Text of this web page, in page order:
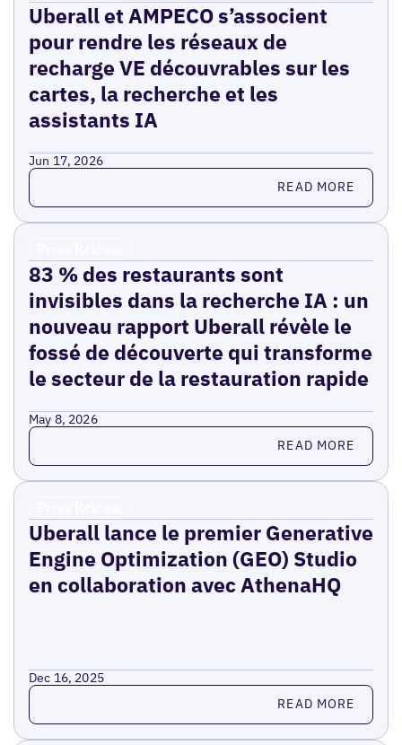
Uberall et AMPECO s’associent
pour rendre les réseaux de
recharge VE découvrables sur les
cartes, la recherche et les
assistants IA
Jun 17, 2026
Read more READ MORE
83 % des restaurants sont
invisibles dans la recherche IA : un
nouveau rapport Uberall révèle le
fossé de découverte qui transforme
le secteur de la restauration rapide
May 8, 2026
Read more READ MORE
Uberall lance le premier Generative
Engine Optimization (GEO) Studio
en collaboration avec AthenaHQ
Dec 16, 2025
Read more READ MORE